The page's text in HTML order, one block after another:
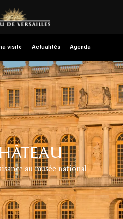
visite Actualités Agenda
au musée national